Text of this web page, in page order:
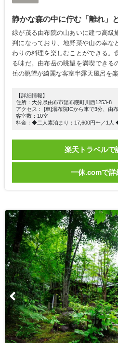
静かな森の中に佇む「離れ」
緑が茂る由布院の山あいに建つ高級
判になっており、地野菜や山の幸な
わりの料理を楽しむことができる。
る味だ。由布岳の眺望を満喫できる
岳の眺望が綺麗な客室半露天風呂を楽
【詳細情報】
住所：大分県由布市湯布院町川西1253-8
アクセス： [車]湯布院ICから車で3分、由
客室数：10室
料金：◆二人素泊まり：17,600円〜／1人
楽天トラベルで
一休.comで詳